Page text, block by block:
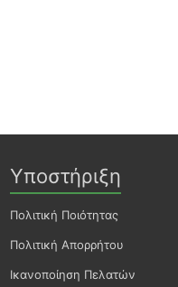
Υποστήριξη
Πολιτική Ποιότητας
Πολιτική Απορρήτου
Ικανοποίηση Πελατών